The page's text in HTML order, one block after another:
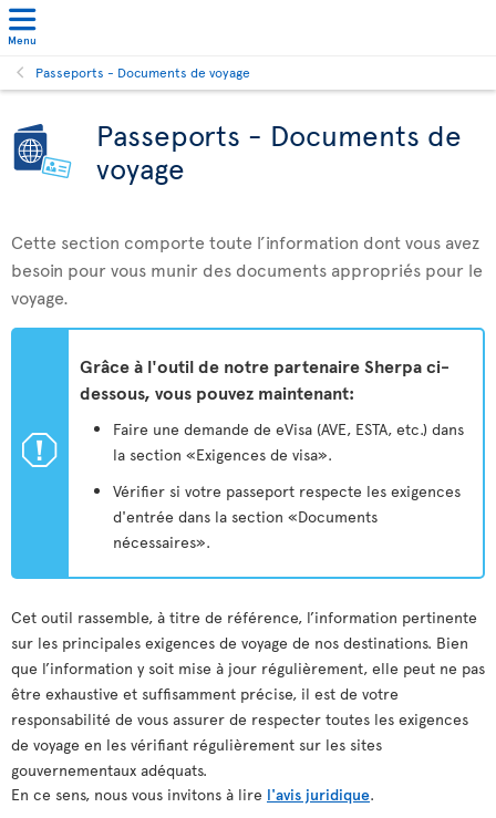
Menu
Passeports - Documents de voyage
Passeports - Documents de
voyage
Cette section comporte toute l’information dont vous avez
besoin pour vous munir des documents appropriés pour le
voyage.
ü
Grâce à l'outil de notre partenaire Sherpa ci-
dessous, vous pouvez maintenant:
Faire une demande de eVisa (AVE, ESTA, etc.) dans
la section «Exigences de visa».
Vérifier si votre passeport respecte les exigences
d'entrée dans la section «Documents
nécessaires».
Cet outil rassemble, à titre de référence, l’information pertinente
sur les principales exigences de voyage de nos destinations. Bien
que l’information y soit mise à jour régulièrement, elle peut ne pas
être exhaustive et suffisamment précise, il est de votre
responsabilité de vous assurer de respecter toutes les exigences
de voyage en les vérifiant régulièrement sur les sites
gouvernementaux adéquats.
En ce sens, nous vous invitons à lire l'avis juridique.